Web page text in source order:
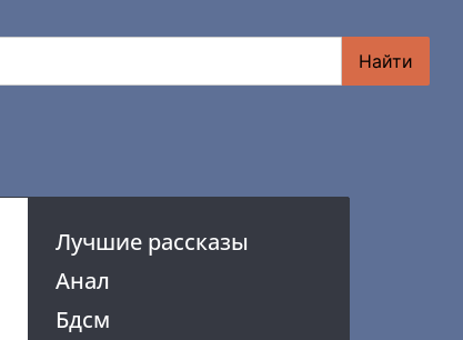
Найти
Лучшие рассказы
Анал
Бдсм